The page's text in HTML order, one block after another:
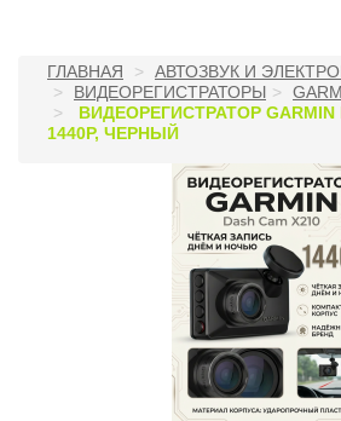
ГЛАВНАЯ
АВТОЗВУК И
ВИДЕОРЕГИСТРАТОРЫ
ВИДЕОРЕГИСТРАТОР GARMIN
1440P, ЧЕРНЫЙ